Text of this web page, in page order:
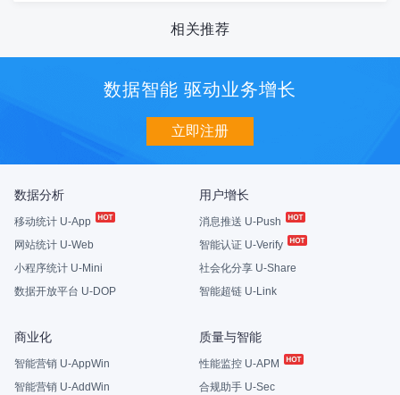
相关推荐
数据智能 驱动业务增长
立即注册
数据分析
移动统计 U-App
网站统计 U-Web
小程序统计 U-Mini
数据开放平台 U-DOP
用户增长
消息推送 U-Push
智能认证 U-Verify
社会化分享 U-Share
智能超链 U-Link
商业化
智能营销 U-AppWin
智能营销 U-AddWin
质量与智能
性能监控 U-APM
合规助手 U-Sec